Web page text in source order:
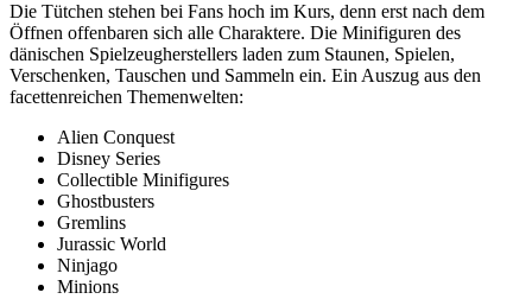
Die Tütchen stehen bei Fans hoch im Kurs, denn erst nach dem
Öffnen offenbaren sich alle Charaktere. Die Minifiguren des
dänischen Spielzeugherstellers laden zum Staunen, Spielen,
Verschenken, Tauschen und Sammeln ein. Ein Auszug aus den
facettenreichen Themenwelten:
Alien Conquest
Disney Series
Collectible Minifigures
Ghostbusters
Gremlins
Jurassic World
Ninjago
Minions